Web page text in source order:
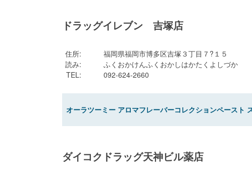
ドラッグイレブン 吉塚店
住所:
福岡県福岡市博多区吉塚３丁目７?１５
読み:
ふくおかけんふくおかしはかたくよしづか
TEL: 092-624-2660
オーラツーミー アロマフレーバーコレクションペースト
ダイコクドラッグ天神ビル薬店